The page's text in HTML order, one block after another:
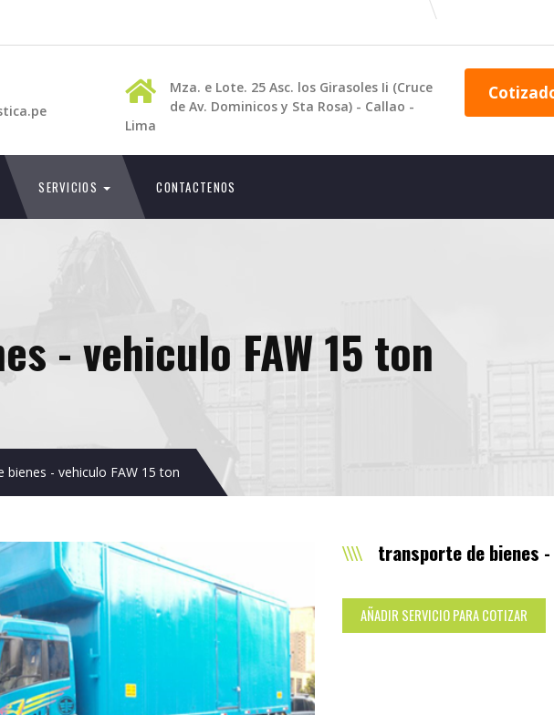
Mza. e Lote. 25 Asc. los Girasoles Ii (Cruce
de Av. Dominicos y Sta Rosa) - Callao -
Lima
SERVICIOS CONTACTENOS
- vehiculo FAW 15 ton
bienes - vehiculo FAW 15 ton
transporte de bienes -
AÑADIR SERVICIO PARA COTIZAR